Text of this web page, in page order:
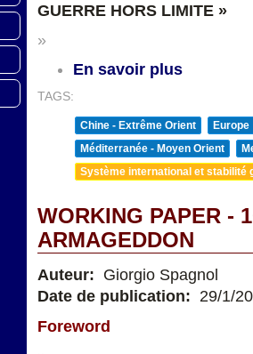
GUERRE HORS LIMITE »
»
En savoir plus
TAGS:
Chine - Extrême Orient
Europe
Méditerranée - Moyen Orient
Système international et stabilité
WORKING PAPER -
ARMAGEDDON
Auteur: Giorgio Spagnol
Date de publication: 29/1/
Foreword